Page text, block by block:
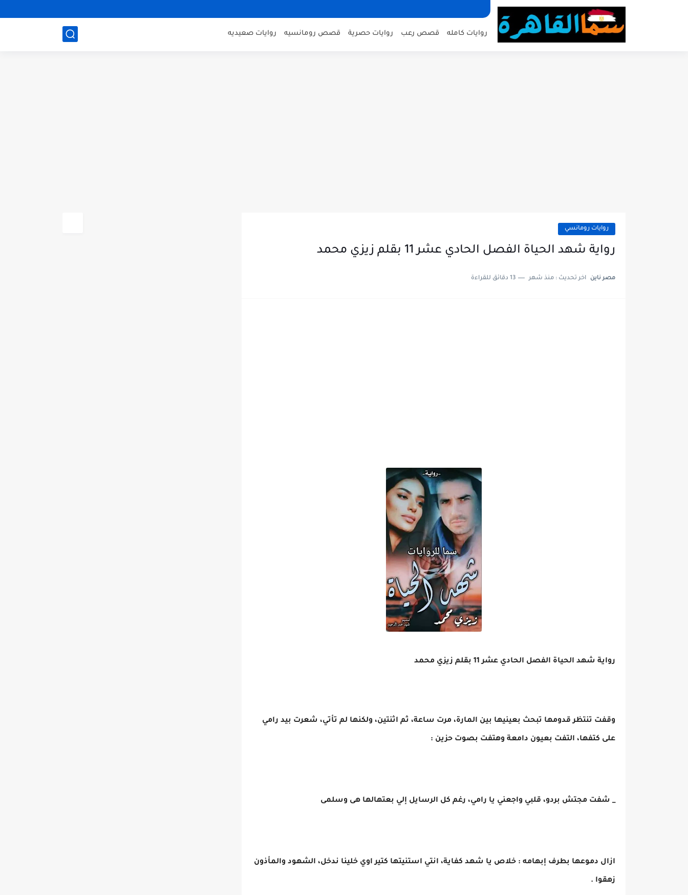
روايات كامله قصص رعب روايات حصرية قصص رومانسيه روايات صعيديه
روايات رومانسي
رواية شهد الحياة الفصل الحادي عشر 11 بقلم زيزي محمد
مصر ناين اخر تحديث : منذ شهر 13 دقائق للقراءة
رواية شهد الحياة الفصل الحادي عشر 11 بقلم زيزي محمد
وقفت تنتظر قدومها تبحث بعينيها بين المارة، مرت ساعة، ثم اثنتين، ولكنها لم تأتي، شعرت بيد رامي
على كتفها، التفت بعيون دامعة وهتفت بصوت حزين :
_ شفت مجتش بردو، قلبي واجعني يا رامي، رغم كل الرسايل إلي بعتهالها هى وسلمى
ازال دموعها بطرف إبهامه : خلاص يا شهد كفاية، انتي استنيتها كتير اوي خلينا ندخل، الشهود والمأذون
زهقوا .